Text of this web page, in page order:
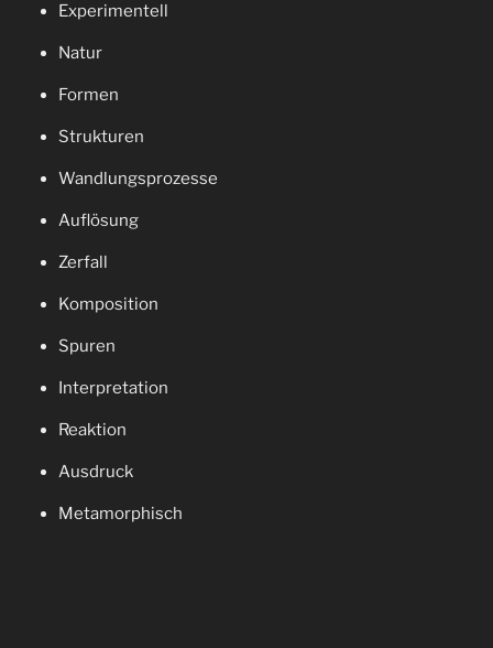
Experimentell
Natur
Formen
Strukturen
Wandlungsprozesse
Auflösung
Zerfall
Komposition
Spuren
Interpretation
Reaktion
Ausdruck
Metamorphisch